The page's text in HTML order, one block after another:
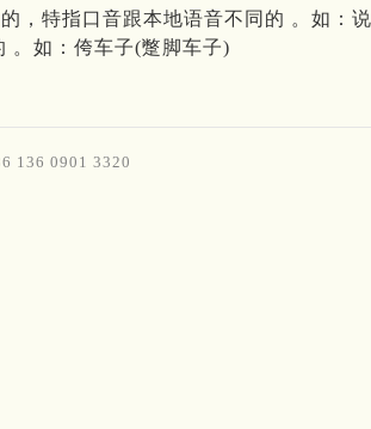
，特指口音跟本地语音不同的 。如：
。如：侉车子(蹩脚车子)
136 0901 3320